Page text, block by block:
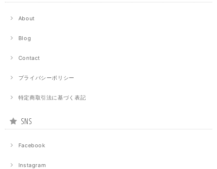
About
Blog
Contact
プライバシーポリシー
特定商取引法に基づく表記
SNS
Facebook
Instagram